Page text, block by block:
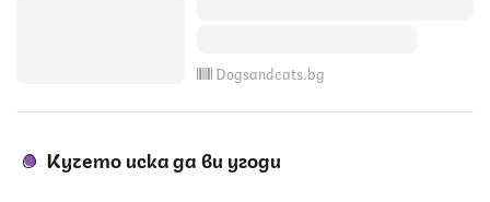
Dogsandcats.bg
Кучето иска да ви угоди